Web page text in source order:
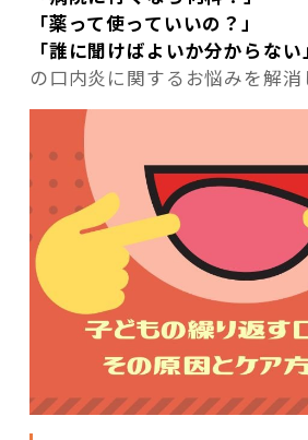
「薬って使っていいの？」
「誰に聞けばよいか分からない」
の口内炎に関するお悩みを解消